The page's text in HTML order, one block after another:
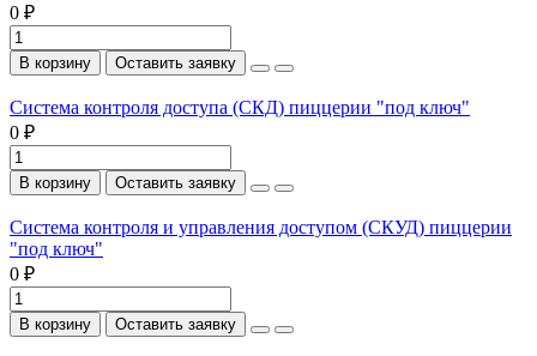
0 ₽
В корзину Оставить заявку
Система контроля доступа (СКД) пиццерии "под ключ"
0 ₽
В корзину Оставить заявку
Система контроля и управления доступом (СКУД) пиццерии
"под ключ"
0 ₽
В корзину Оставить заявку